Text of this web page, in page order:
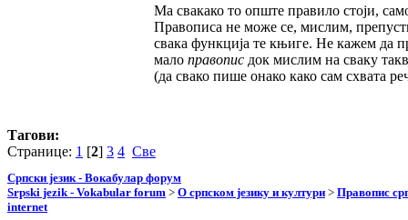
Ма свакако то опште правило стоји,
Правописа не може се, мислим,
свака функција те књиге. Не кажем да
мало правопис док мислим на сваку
(да свако пише онако како сам схвата
Тагови:
Странице: 1 [2] 3 4 Све
Српски језик - Вокабулар форум
Srpski jezik - Vokabular forum > О српском језику и култури > Правопис
internet